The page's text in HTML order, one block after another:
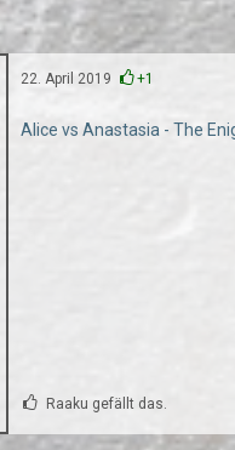
22. April 2019 +1
Alice vs Anastasia - The
Raaku gefällt das.